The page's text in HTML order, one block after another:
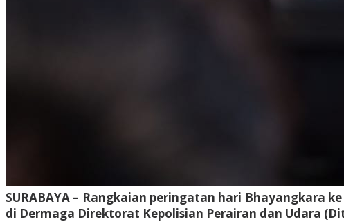
SURABAYA – Rangkaian peringatan hari Bhayangkara
di Dermaga Direktorat Kepolisian Perairan dan Udara